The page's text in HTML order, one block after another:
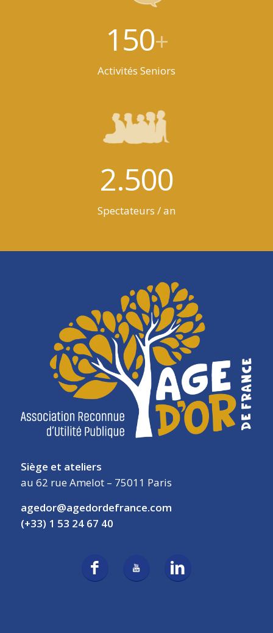
150+
Activités Seniors
2.500
Spectateurs / an
Siège et ateliers
au 62 rue Amelot – 75011 Paris
agedor@agedordefrance.com
(+33) 1 53 24 67 40